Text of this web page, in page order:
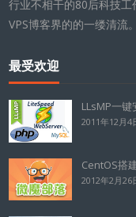
行业不相干的80后科技
VPS博客界的的一缕清
最受欢迎
LLsMP一
2011年12月4
CentOS搭
2012年2月26